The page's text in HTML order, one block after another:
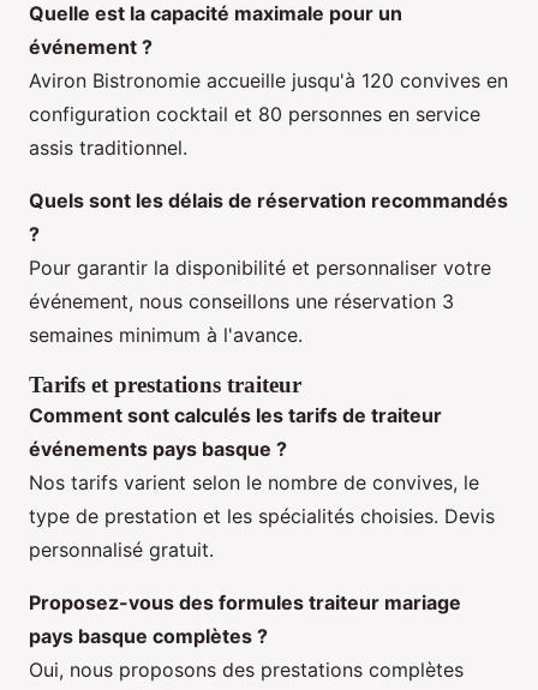
Quelle est la capacité maximale pour un
événement ?
Aviron Bistronomie accueille jusqu'à 120 convives en
configuration cocktail et 80 personnes en service
assis traditionnel.
Quels sont les délais de réservation recommandés
?
Pour garantir la disponibilité et personnaliser votre
événement, nous conseillons une réservation 3
semaines minimum à l'avance.
Tarifs et prestations traiteur
Comment sont calculés les tarifs de traiteur
événements pays basque ?
Nos tarifs varient selon le nombre de convives, le
type de prestation et les spécialités choisies. Devis
personnalisé gratuit.
Proposez-vous des formules traiteur mariage
pays basque complètes ?
Oui, nous proposons des prestations complètes